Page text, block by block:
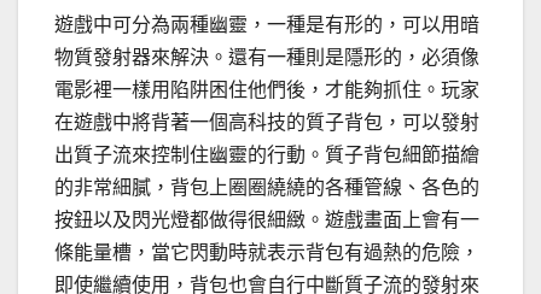
遊戲中可分為兩種幽靈，一種是有形的，可以用暗
物質發射器來解決。還有一種則是隱形的，必須像
電影裡一樣用陷阱困住他們後，才能夠抓住。玩家
在遊戲中將背著一個高科技的質子背包，可以發射
出質子流來控制住幽靈的行動。質子背包細節描繪
的非常細膩，背包上圈圈繞繞的各種管線、各色的
按鈕以及閃光燈都做得很細緻。遊戲畫面上會有一
條能量槽，當它閃動時就表示背包有過熱的危險，
即使繼續使用，背包也會自行中斷質子流的發射來